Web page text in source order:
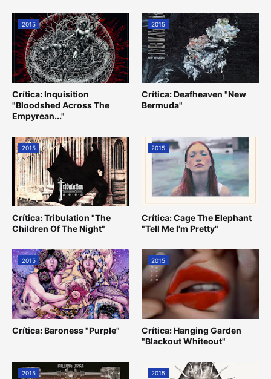
2015
Crítica: Inquisition
"Bloodshed Across The
Empyrean..."
2015
Crítica: Deafheaven "New
Bermuda"
2015
Crítica: Tribulation "The
Children Of The Night"
2015
Crítica: Cage The Elephant
"Tell Me I'm Pretty"
2015
Crítica: Baroness "Purple"
2015
Crítica: Hanging Garden
"Blackout Whiteout"
2015 2015